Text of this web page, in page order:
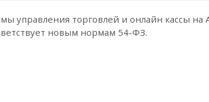
управления торговлей и онлайн кассы
новым нормам 54-ФЗ.